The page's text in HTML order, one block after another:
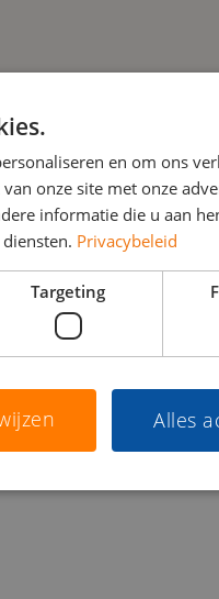
en om ons
onze site met onze
informatie die u aan
Privacybeleid
Targeting
Alles